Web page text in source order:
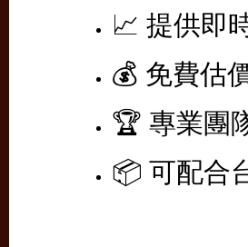
📈 提供即
💰 免費估
🏆 專業團
📦 可配合